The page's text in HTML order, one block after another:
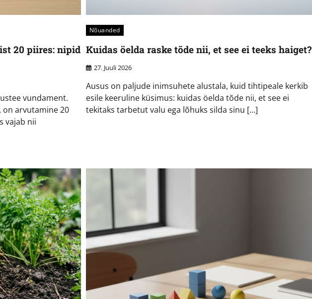
20 piires: nipid
vundament.
on arvutamine 20
vajab nii
Nõuanded
Kuidas öelda raske tõde nii, et see ei teeks haiget?
27. Juuli 2026
Ausus on paljude inimsuhete alustala, kuid tihtipeale kerkib
esile keeruline küsimus: kuidas öelda tõde nii, et see ei
tekitaks tarbetut valu ega lõhuks silda sinu […]